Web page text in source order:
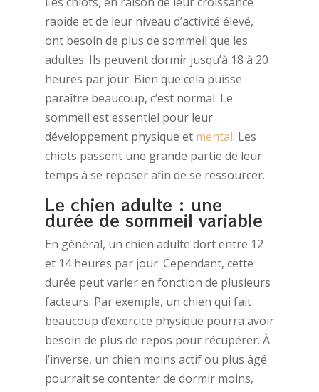
rapide et de leur niveau d’activité élevé,
ont besoin de plus de sommeil que les
adultes. Ils peuvent dormir jusqu’à 18 à 20
heures par jour. Bien que cela puisse
paraître beaucoup, c’est normal. Le
sommeil est essentiel pour leur
développement physique et mental. Les
chiots passent une grande partie de leur
temps à se reposer afin de se ressourcer.
Le chien adulte : une
durée de sommeil variable
En général, un chien adulte dort entre 12
et 14 heures par jour. Cependant, cette
durée peut varier en fonction de plusieurs
facteurs. Par exemple, un chien qui fait
beaucoup d’exercice physique pourra avoir
besoin de plus de repos pour récupérer. À
l’inverse, un chien moins actif ou plus âgé
pourrait se contenter de dormir moins,